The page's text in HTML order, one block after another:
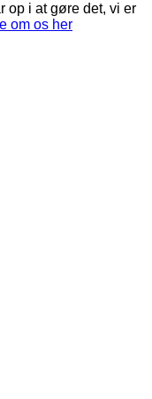
op i at gøre det, vi er
om os her